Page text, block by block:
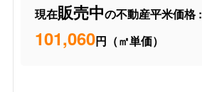
現在販売中の不動産平米価格 :
101,060円（㎡単価）